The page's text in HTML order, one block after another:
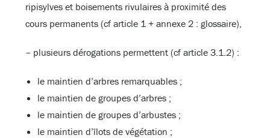
ripisylves et boisements rivulaires à proximité des
cours permanents (cf article 1 + annexe 2 : glossaire),
– plusieurs dérogations permettent (cf article 3.1.2) :
le maintien d’arbres remarquables ;
le maintien de groupes d’arbres ;
le maintien de groupes d’arbustes ;
le maintien d’îlots de végétation ;